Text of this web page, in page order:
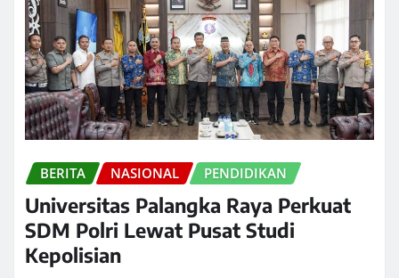
BERITA NASIONAL PENDIDIKAN
Universitas Palangka Raya Perkuat
SDM Polri Lewat Pusat Studi
Kepolisian